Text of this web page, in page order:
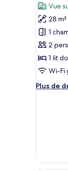
pour
ce
type
de
Deluxe
Studio
Vue
28 m²
1
2
1 lit
Wi-Fi
Plus de
Plus
Deluxe
Studio